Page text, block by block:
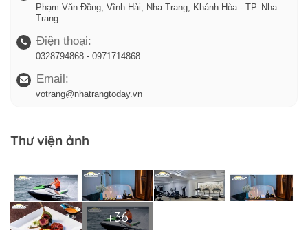
Phạm Văn Đồng, Vĩnh Hải, Nha Trang, Khánh Hòa - TP. Nha
Trang
Điện thoại:
0328794868 - 0971714868
Email:
votrang@nhatrangtoday.vn
Thư viện ảnh
+36